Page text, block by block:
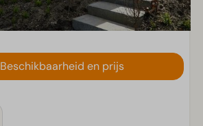
Beschikbaarheid en prijs